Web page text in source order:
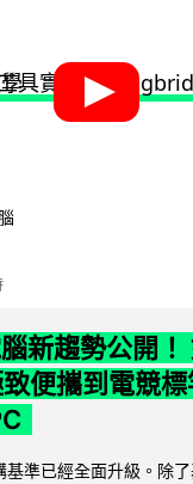
新趨勢公開！
便攜到電競標
準已經全面升級。除